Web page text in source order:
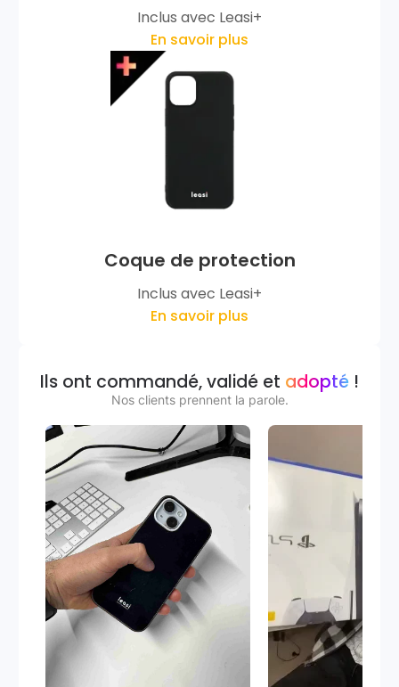
Inclus avec Leasi+
En savoir plus
Coque de protection
Inclus avec Leasi+
En savoir plus
Ils ont commandé, validé et adopté !
Nos clients prennent la parole.